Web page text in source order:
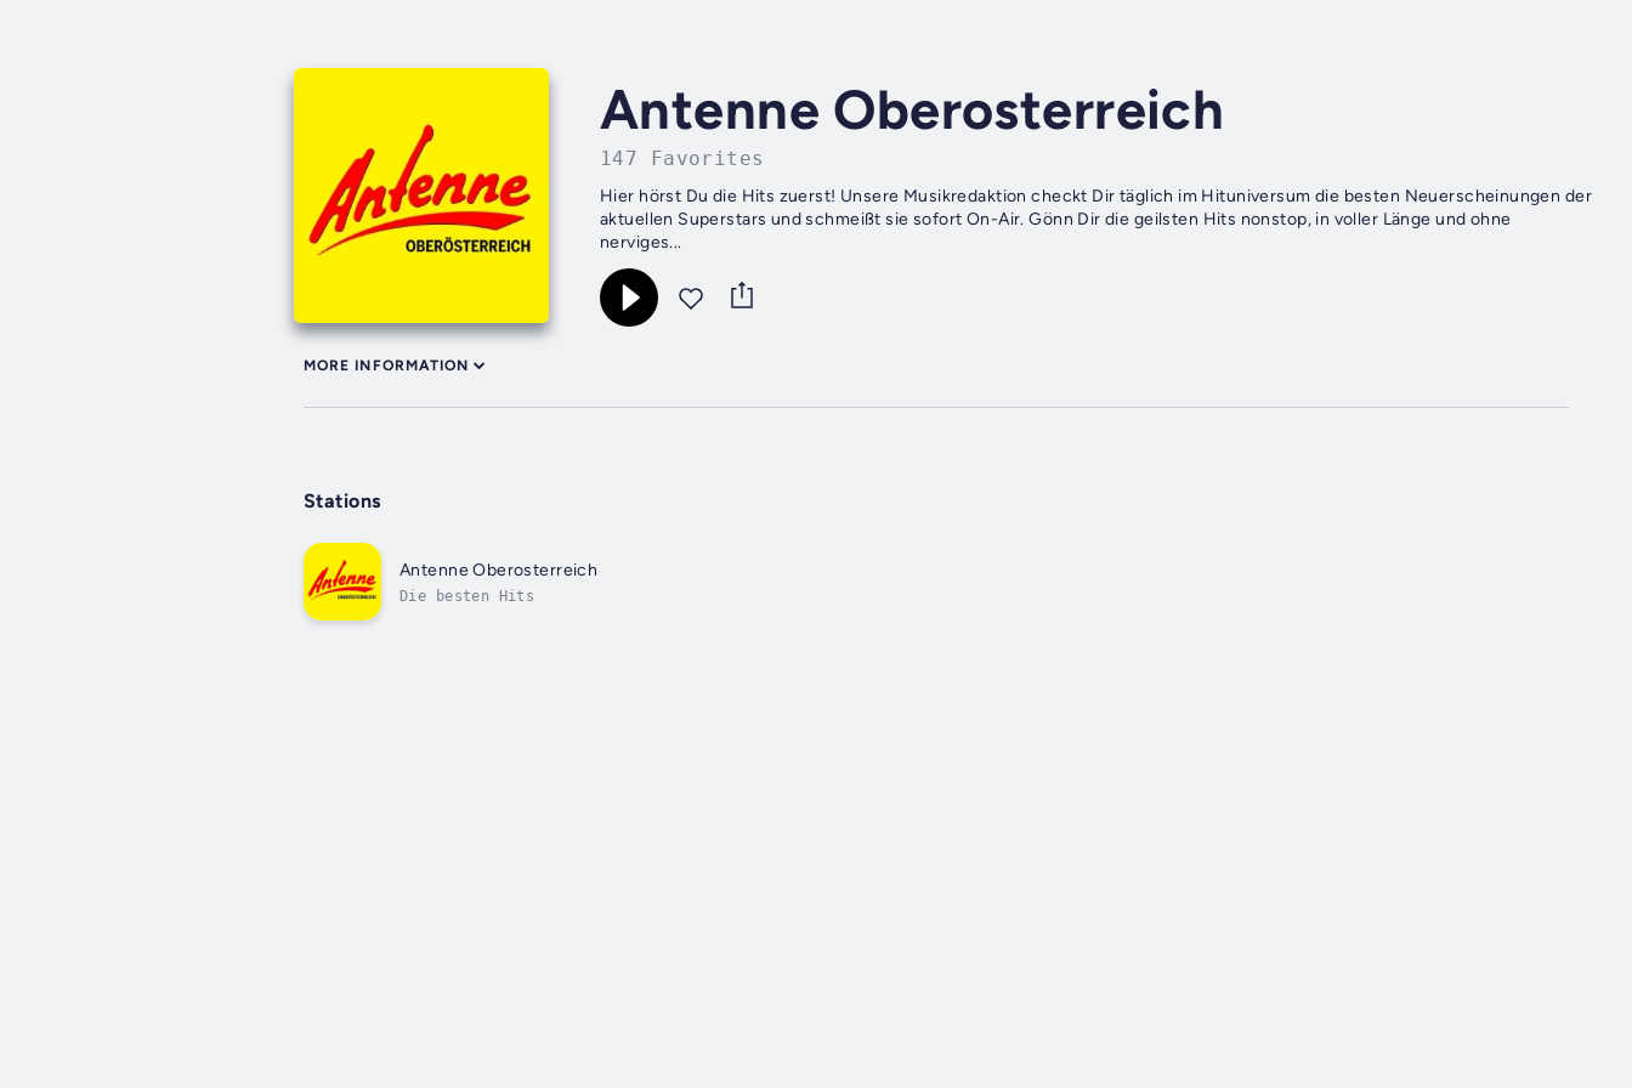
Antenne Oberosterreich
147 Favorites
Hier hörst Du die Hits zuerst! Unsere Musikredaktion checkt Dir täglich im Hituniversum die besten Neuerscheinungen der
aktuellen Superstars und schmeißt sie sofort On-Air. Gönn Dir die geilsten Hits nonstop, in voller Länge und ohne
nerviges...
MORE INFORMATION
Stations
Antenne Oberosterreich
Die besten Hits